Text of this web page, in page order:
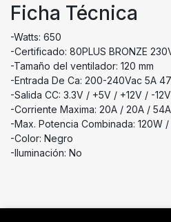
Ficha Técnica
-Watts: 650
-Certificado: 80PLUS BRONZE
-Tamaño del ventilador: 120 mm
-Entrada De Ca: 200-240Vac 5A
-Salida CC: 3.3V / +5V / +12V / -
-Corriente Maxima: 20A / 20A /
-Max. Potencia Combinada: 120W
-Color: Negro
-Iluminación: No